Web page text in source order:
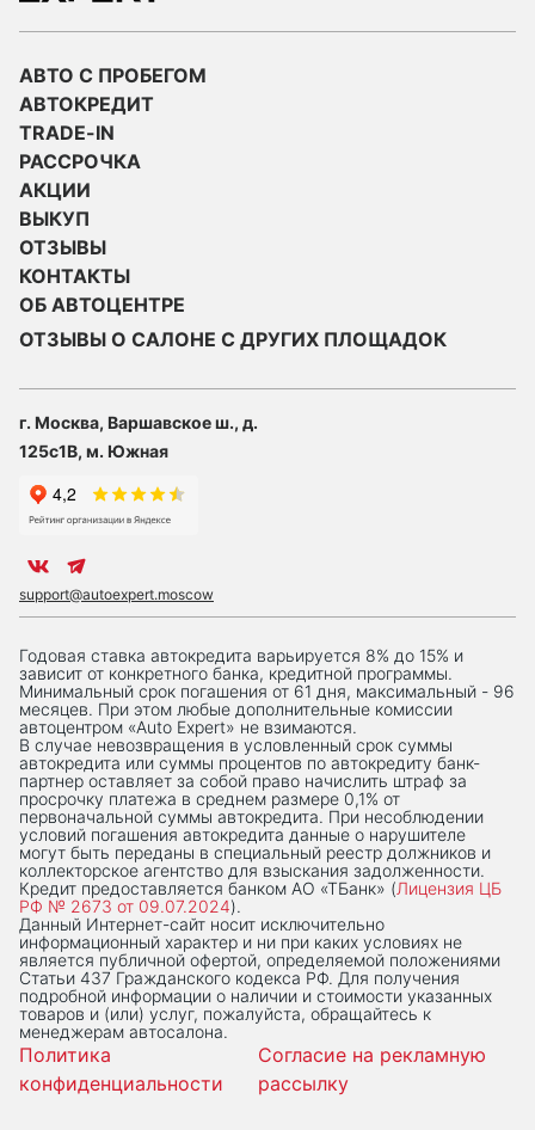
АВТО С ПРОБЕГОМ
АВТОКРЕДИТ
TRADE-IN
РАССРОЧКА
АКЦИИ
ВЫКУП
ОТЗЫВЫ
КОНТАКТЫ
ОБ АВТОЦЕНТРЕ
ОТЗЫВЫ О САЛОНЕ С ДРУГИХ ПЛОЩАДОК
г. Москва, Варшавское ш., д.
125с1В, м. Южная
support@autoexpert.moscow
Годовая ставка автокредита варьируется 8% до 15% и
зависит от конкретного банка, кредитной программы.
Минимальный срок погашения от 61 дня, максимальный - 96
месяцев. При этом любые дополнительные комиссии
автоцентром «Auto Expert» не взимаются.
В случае невозвращения в условленный срок суммы
автокредита или суммы процентов по автокредиту банк-
партнер оставляет за собой право начислить штраф за
просрочку платежа в среднем размере 0,1% от
первоначальной суммы автокредита. При несоблюдении
условий погашения автокредита данные о нарушителе
могут быть переданы в специальный реестр должников и
коллекторское агентство для взыскания задолженности.
Кредит предоставляется банком АО «ТБанк» (Лицензия ЦБ
РФ № 2673 от 09.07.2024).
Данный Интернет-сaйт носит исключительно
информационный характер и ни при каких условиях не
является публичной офертой, определяемой положениями
Статьи 437 Гражданского кодекса РФ. Для получения
подробной информации о наличии и стоимости указанных
товаров и (или) услуг, пожалуйста, обращайтесь к
менеджерам автосалона.
Политика
конфиденциальности
Согласие на рекламную
рассылку